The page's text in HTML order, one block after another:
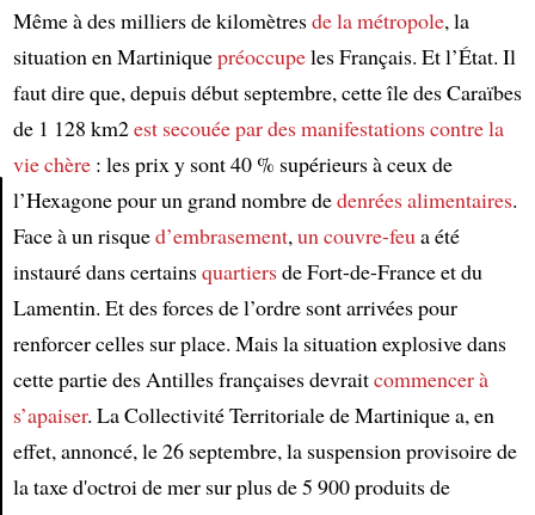
Article
Même à des milliers de kilomètresde la métropole, la
situation en Martiniquepréoccupeles Français. Et l’État. Il
faut dire que, depuis début septembre, cette île des Caraïbes
de 1 128 km2est secouée pardes manifestationscontre la
vie chère: les prix y sont 40 % supérieurs à ceux de
l’Hexagone pour un grand nombre dedenrées alimentaires.
Face à un risqued’embrasement,un couvre-feua été
instauré dans certainsquartiersde Fort-de-France et du
Lamentin. Et des forces de l’ordre sont arrivées pour
renforcer celles sur place. Mais la situation explosive dans
cette partie des Antilles françaises devraitcommencer à
s’apaiser. La Collectivité Territoriale de Martinique a, en
effet, annoncé, le 26 septembre, la suspension provisoire de
la taxe d'octroi de mer sur plus de 5 900 produits de